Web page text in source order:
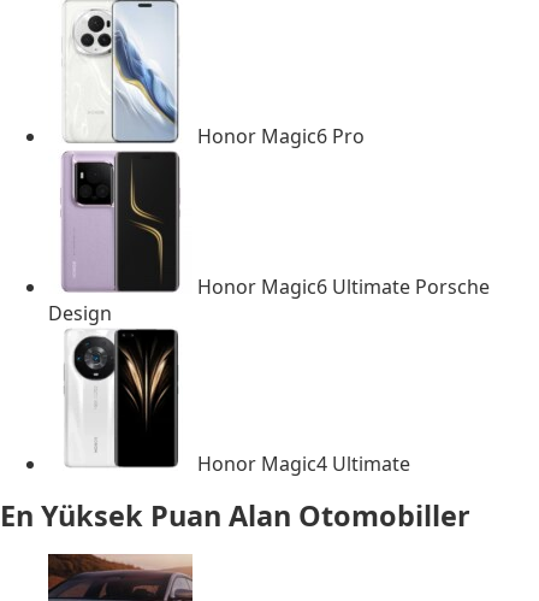
Honor Magic6 Pro
Honor Magic6 Ultimate Porsche
Design
Honor Magic4 Ultimate
En Yüksek Puan Alan Otomobiller